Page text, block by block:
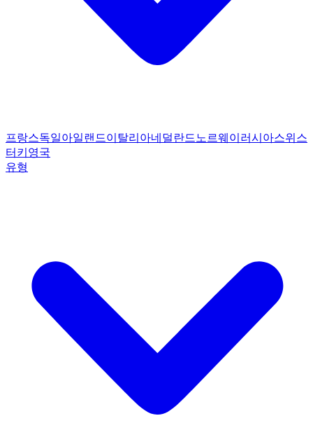
프랑스독일아일랜드이탈리아네덜란드 노르웨이 러시아스위스
터키 영국
유형